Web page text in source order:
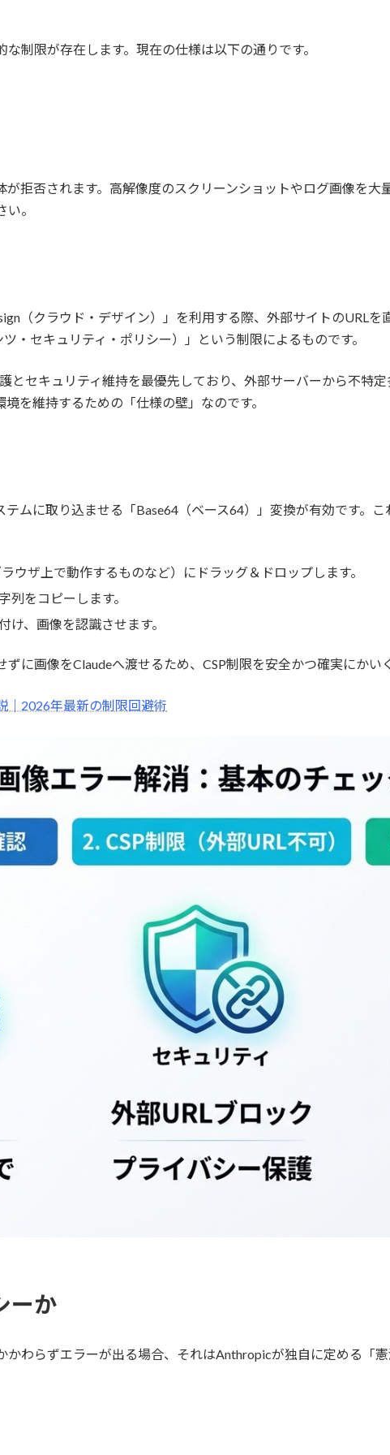
制限が存在します。現在の仕様は以下の通りです。
拒否されます。高解像度のスクリーンショットやログ画像を大
。
（クラウド・デザイン）」を利用する際、外部サイトのURL
・セキュリティ・ポリシー）」という制限によるものです。
とセキュリティ維持を最優先しており、外部サーバーから不特
を維持するための「仕様の壁」なのです。
ムに取り込ませる「Base64（ベース64）」変換が有効です。
ウザ上で動作するものなど）にドラッグ＆ドロップします。
列をコピーします。
け、画像を認識させます。
に画像をClaudeへ渡せるため、CSP制限を安全かつ確実にかい
｜2026年最新の制限回避術
ーか
かわらずエラーが出る場合、それはAnthropicが独自に定める「